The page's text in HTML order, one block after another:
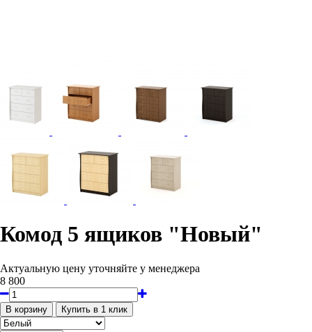
Комод 5 ящиков "Новый"
Актуальную цену уточняйте у менеджера
8 800